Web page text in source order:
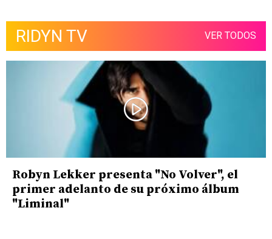
RIDYN TV VER TODOS
Robyn Lekker presenta "No Volver", el
primer adelanto de su próximo álbum
"Liminal"